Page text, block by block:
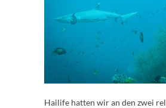
Hailife hatten wir an den zwei